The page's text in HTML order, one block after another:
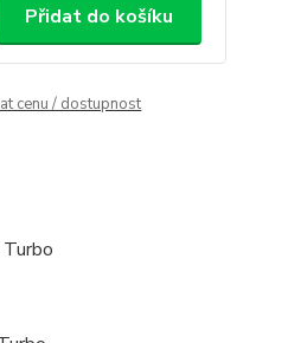
Přidat do košíku
cenu / dostupnost